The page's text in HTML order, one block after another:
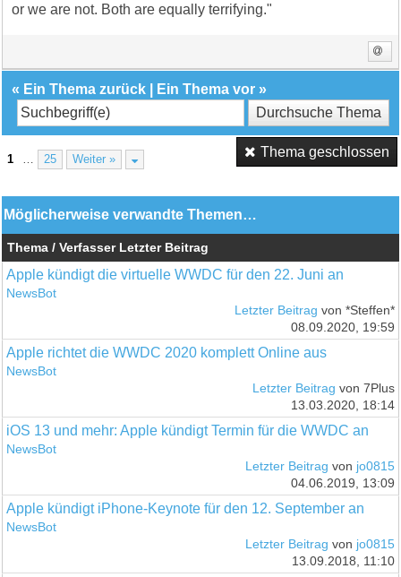
or we are not. Both are equally terrifying."
« Ein Thema zurück Ein Thema vor »
1 … 25 Weiter » Thema geschlossen
Möglicherweise verwandte Themen…
Thema / Verfasser Letzter Beitrag
Apple kündigt die virtuelle WWDC für den 22. Juni an
NewsBot
Letzter Beitrag von *Steffen*
08.09.2020, 19:59
Apple richtet die WWDC 2020 komplett Online aus
NewsBot
Letzter Beitrag von 7Plus
13.03.2020, 18:14
iOS 13 und mehr: Apple kündigt Termin für die WWDC an
NewsBot
Letzter Beitrag von jo0815
04.06.2019, 13:09
Apple kündigt iPhone-Keynote für den 12. September an
NewsBot
Letzter Beitrag von jo0815
13.09.2018, 11:10